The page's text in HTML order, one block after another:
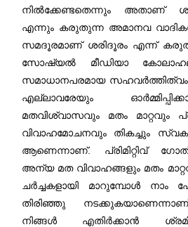
നിൽക്കേണ്ടതെന്നും അതാണ്
എന്നും കരുതുന്ന അമാനവ
സമദൂരമാണ് ശരിദൂരം എന്ന്
സോഷ്യൽ മീഡിയാ
സമാധാനപരമായ
എല്ലാവരേയും
മതവിശ്വാസവും മതം മാറ്റവും
വിവാഹമോചനവും തികച്ചും
ആണെന്നാണ്. പ്രിമിറ്റിവ്
അന്യ മത വിവാഹങ്ങളും മതം
ചർച്ചകളായി മാറുമ്പോൾ നാം
തിരിഞ്ഞു നടക്കുകയാണെന്നാണ്
നിങ്ങൾ എതിർക്കാൻ